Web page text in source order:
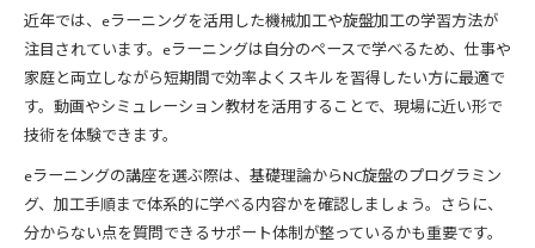
近年では、eラーニングを活用した機械加工や旋盤加工の学習方法が
注目されています。eラーニングは自分のペースで学べるため、仕事や
家庭と両立しながら短期間で効率よくスキルを習得したい方に最適で
す。動画やシミュレーション教材を活用することで、現場に近い形で
技術を体験できます。
eラーニングの講座を選ぶ際は、基礎理論からNC旋盤のプログラミン
グ、加工手順まで体系的に学べる内容かを確認しましょう。さらに、
分からない点を質問できるサポート体制が整っているかも重要です。